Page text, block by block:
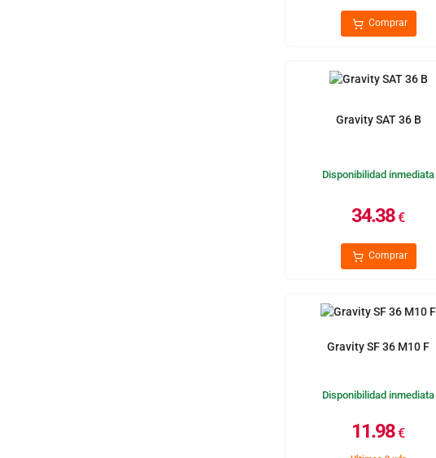
Comprar
Gravity SAT 36 B
Disponibilidad inmediata
34.38€
Comprar
Gravity SF 36 M10 F
Disponibilidad inmediata
11.98€